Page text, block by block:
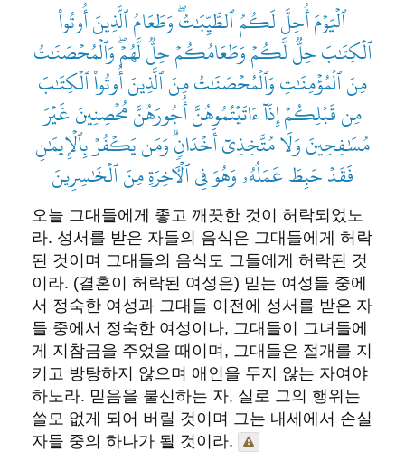
ٱلۡيَوۡمَ أُحِلَّ لَكُمُ ٱلطَّيِّبَٰتُۖ وَطَعَامُ ٱلَّذِينَ أُوتُواْ
ٱلۡكِتَٰبَ حِلّٞ لَّكُمۡ وَطَعَامُكُمۡ حِلّٞ لَّهُمۡۖ وَٱلۡمُحۡصَنَٰتُ
مِنَ ٱلۡمُؤۡمِنَٰتِ وَٱلۡمُحۡصَنَٰتُ مِنَ ٱلَّذِينَ أُوتُواْ ٱلۡكِتَٰبَ
مِن قَبۡلِكُمۡ إِذَآ ءَاتَيۡتُمُوهُنَّ أُجُورَهُنَّ مُحۡصِنِينَ غَيۡرَ
مُسَٰفِحِينَ وَلَا مُتَّخِذِيٓ أَخۡدَانٖۗ وَمَن يَكۡفُرۡ بِٱلۡإِيمَٰنِ
فَقَدۡ حَبِطَ عَمَلُهُۥ وَهُوَ فِي ٱلۡأٓخِرَةِ مِنَ ٱلۡخَٰسِرِينَ
​오늘 그대들에게 좋고 깨끗한 것이 허락되었노
라. 성서를 받은 자들의 음식은 그대들에게 허락
된 것이며 그대들의 음식도 그들에게 허락된 것
이라. (결혼이 허락된 여성은) 믿는 여성들 중에
서 정숙한 여성과 그대들 이전에 성서를 받은 자
들 중에서 정숙한 여성이나, 그대들이 그녀들에
게 지참금을 주었을 때이며, 그대들은 절개를 지
키고 방탕하지 않으며 애인을 두지 않는 자여야
하노라. 믿음을 불신하는 자, 실로 그의 행위는
쓸모 없게 되어 버릴 것이며 그는 내세에서 손실
자들 중의 하나가 될 것이라.